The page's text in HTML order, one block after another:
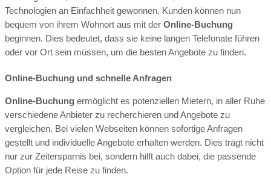
Technologien an Einfachheit gewonnen. Kunden können nun
bequem von ihrem Wohnort aus mit der Online-Buchung
beginnen. Dies bedeutet, dass sie keine langen Telefonate führen
oder vor Ort sein müssen, um die besten Angebote zu finden.
Online-Buchung und schnelle Anfragen
Online-Buchung ermöglicht es potenziellen Mietern, in aller Ruhe
verschiedene Anbieter zu recherchieren und Angebote zu
vergleichen. Bei vielen Webseiten können sofortige Anfragen
gestellt und individuelle Angebote erhalten werden. Dies trägt nicht
nur zur Zeitersparnis bei, sondern hilft auch dabei, die passende
Option für jede Reise zu finden.